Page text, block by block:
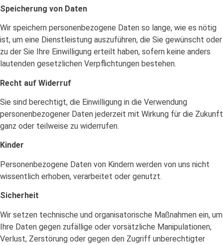
Speicherung von Daten
Wir speichern personenbezogene Daten so lange, wie es nötig
ist, um eine Dienstleistung auszuführen, die Sie gewünscht oder
zu der Sie Ihre Einwilligung erteilt haben, sofern keine anders
lautenden gesetzlichen Verpflichtungen bestehen.
Recht auf Widerruf
Sie sind berechtigt, die Einwilligung in die Verwendung
personenbezogener Daten jederzeit mit Wirkung für die Zukunft
ganz oder teilweise zu widerrufen.
Kinder
Personenbezogene Daten von Kindern werden von uns nicht
wissentlich erhoben, verarbeitet oder genutzt.
Sicherheit
Wir setzen technische und organisatorische Maßnahmen ein, um
Ihre Daten gegen zufällige oder vorsätzliche Manipulationen,
Verlust, Zerstörung oder gegen den Zugriff unberechtigter